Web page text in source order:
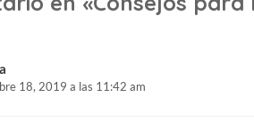
18, 2019 a las 11:42 am